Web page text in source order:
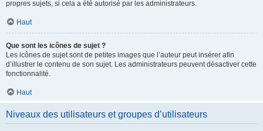
propres sujets, si cela a été autorisé par les administrateurs.
Haut
Que sont les icônes de sujet ?
Les icônes de sujet sont de petites images que l’auteur peut insérer afin
d’illustrer le contenu de son sujet. Les administrateurs peuvent désactiver cette
fonctionnalité.
Haut
Niveaux des utilisateurs et groupes d’utilisateurs